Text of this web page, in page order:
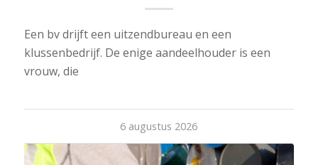
Een bv drijft een uitzendbureau en een
klussenbedrijf. De enige aandeelhouder is een
vrouw, die
6 augustus 2026